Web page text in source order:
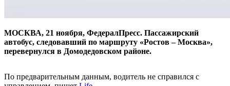
МОСКВА, 21 ноября, ФедералПресс. Пассажирский
автобус, следовавший по маршруту «Ростов – Москва»,
перевернулся в Домодедовском районе.
По предварительным данным, водитель не справился с